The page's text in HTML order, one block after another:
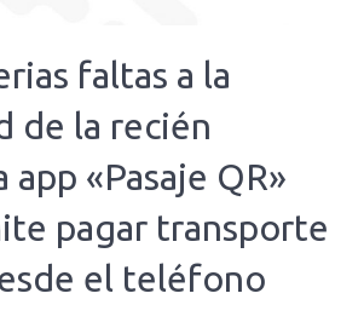
faltas a la
de la recién
app «Pasaje QR»
pagar transporte
el teléfono